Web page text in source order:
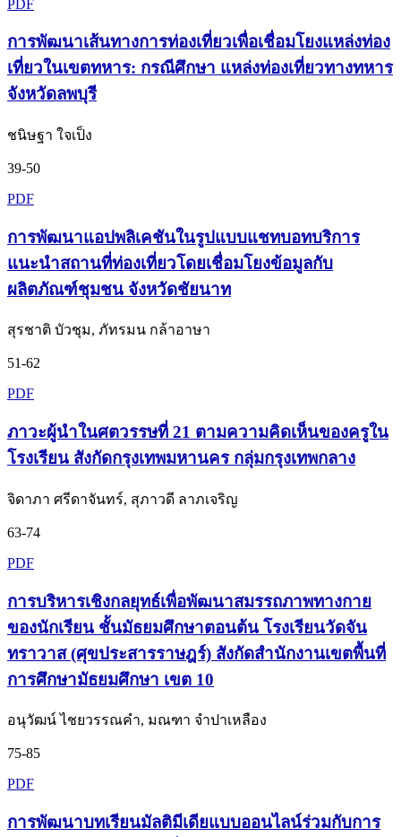
PDF
การพัฒนาเส้นทางการท่องเที่ยวเพื่อเชื่อมโยงแหล่งท่อง
เที่ยวในเขตทหาร: กรณีศึกษา แหล่งท่องเที่ยวทางทหาร
จังหวัดลพบุรี
ชนิษฐา ใจเป็ง
39-50
PDF
การพัฒนาแอปพลิเคชันในรูปแบบแชทบอทบริการ
แนะนำสถานที่ท่องเที่ยวโดยเชื่อมโยงข้อมูลกับ
ผลิตภัณฑ์ชุมชน จังหวัดชัยนาท
สุรชาติ บัวชุม, ภัทรมน กล้าอาษา
51-62
PDF
ภาวะผู้นำในศตวรรษที่ 21 ตามความคิดเห็นของครูใน
โรงเรียน สังกัดกรุงเทพมหานคร กลุ่มกรุงเทพกลาง
จิดาภา ศรีดาจันทร์, สุภาวดี ลาภเจริญ
63-74
PDF
การบริหารเชิงกลยุทธ์เพื่อพัฒนาสมรรถภาพทางกาย
ของนักเรียน ชั้นมัธยมศึกษาตอนต้น โรงเรียนวัดจัน
ทราวาส (ศุขประสารราษฎร์) สังกัดสำนักงานเขตพื้นที่
การศึกษามัธยมศึกษา เขต 10
อนุวัฒน์ ไชยวรรณคำ, มณฑา จำปาเหลือง
75-85
PDF
การพัฒนาบทเรียนมัลติมีเดียแบบออนไลน์ร่วมกับการ